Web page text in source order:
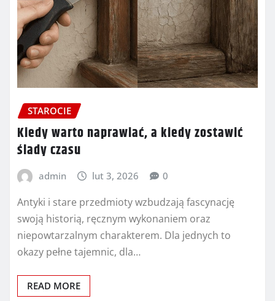
STAROCIE
Kiedy warto naprawiać, a kiedy zostawić
ślady czasu
admin lut 3, 2026 0
Antyki i stare przedmioty wzbudzają fascynację
swoją historią, ręcznym wykonaniem oraz
niepowtarzalnym charakterem. Dla jednych to
okazy pełne tajemnic, dla…
READ MORE